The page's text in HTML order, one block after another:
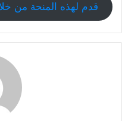
قدم لهذه المنحة من